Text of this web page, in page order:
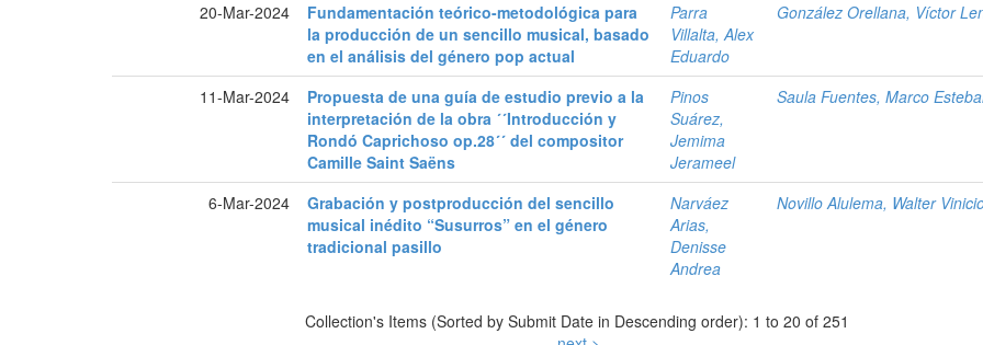
20-Mar-2024
Fundamentación teórico-metodológica para
la producción de un sencillo musical, basado
en el análisis del género pop actual
Parra
Villalta, Alex
Eduardo
González Orellana, Víctor
11-Mar-2024
Propuesta de una guía de estudio previo a la
interpretación de la obra ´´Introducción y
Rondó Caprichoso op.28´´ del compositor
Camille Saint Saëns
Pinos
Suárez,
Jemima
Jerameel
Saula Fuentes, Marco
6-Mar-2024
Grabación y postproducción del sencillo
musical inédito “Susurros” en el género
tradicional pasillo
Narváez
Arias,
Denisse
Andrea
Novillo Alulema, Walter
Collection's Items (Sorted by Submit Date in Descending order): 1 to 20 of 251